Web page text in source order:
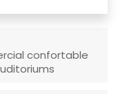
confortable